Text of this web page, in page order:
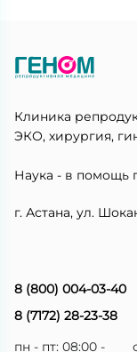
Клиника
ЭКО, хирургия,
Наука - в помощь
г. Астана, ул.
8 (800) 004-03-40
8 (7172) 28-23-38
пн - пт: 08:00 -